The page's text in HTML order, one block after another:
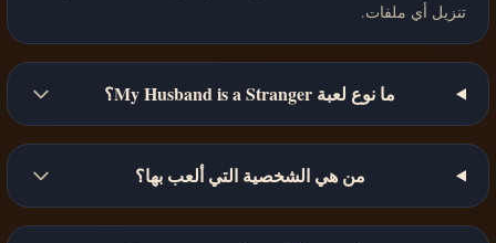
تنزيل أي ملفات.
ما نوع لعبة My Husband is a Stranger؟
من هي الشخصية التي ألعب بها؟